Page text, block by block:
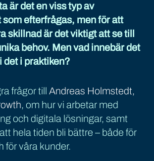
är det en viss typ av
efterfrågas, men för att
skillnad är det viktigt att se till
behov. Men vad innebär det
det i praktiken?
frågor till Andreas Holmstedt,
, om hur vi arbetar med
och digitala lösningar, samt
hela tiden bli bättre – både för
för våra kunder.